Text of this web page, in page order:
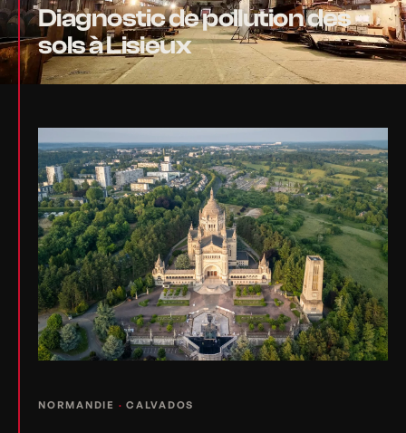
Diagnostic de pollution des
sols à Lisieux
NORMANDIE ·CALVADOS